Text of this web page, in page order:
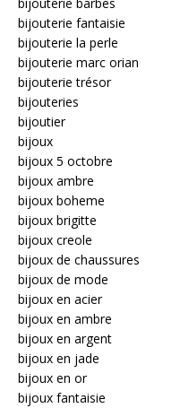
bijouterie fantaisie
bijouterie la perle
bijouterie marc orian
bijouterie trésor
bijouteries
bijoutier
bijoux
bijoux 5 octobre
bijoux ambre
bijoux boheme
bijoux brigitte
bijoux creole
bijoux de chaussures
bijoux de mode
bijoux en acier
bijoux en ambre
bijoux en argent
bijoux en jade
bijoux en or
bijoux fantaisie